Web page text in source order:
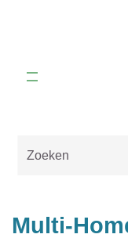
Multi-